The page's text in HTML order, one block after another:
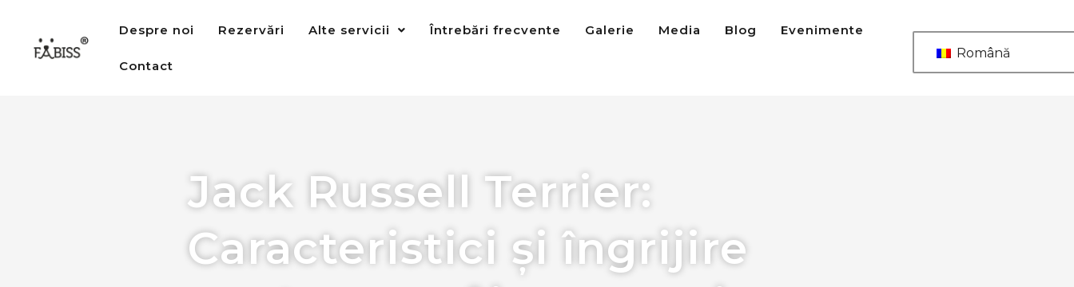
conținut
Despre noi Rezervări Alte servicii Întrebări frecvente Galerie Media Blog Evenimente
Contact
Română
Jack Russell Terrier:
Caracteristici și îngrijire